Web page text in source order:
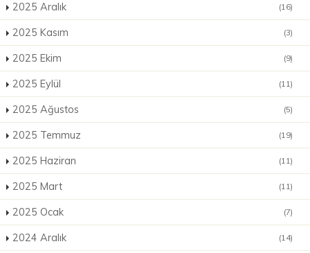
2025 Aralık (16)
2025 Kasım (3)
2025 Ekim (9)
2025 Eylül (11)
2025 Ağustos (5)
2025 Temmuz (19)
2025 Haziran (11)
2025 Mart (11)
2025 Ocak (7)
2024 Aralık (14)